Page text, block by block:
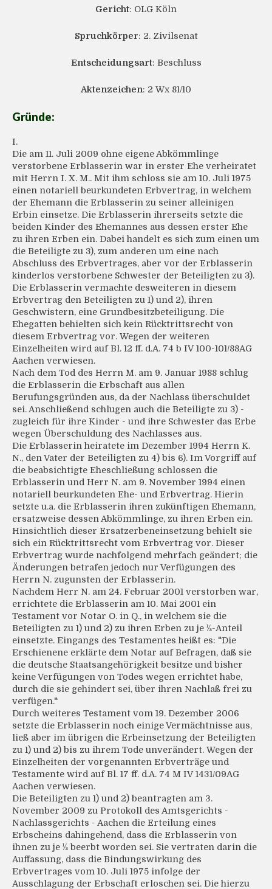
Gericht: OLG Köln
Spruchkörper: 2. Zivilsenat
Entscheidungsart: Beschluss
Aktenzeichen: 2 Wx 81/10
Gründe:
I.
Die am 11. Juli 2009 ohne eigene Abkömmlinge
verstorbene Erblasserin war in erster Ehe verheiratet
mit Herrn I. X. M.. Mit ihm schloss sie am 10. Juli 1975
einen notariell beurkundeten Erbvertrag, in welchem
der Ehemann die Erblasserin zu seiner alleinigen
Erbin einsetze. Die Erblasserin ihrerseits setzte die
beiden Kinder des Ehemannes aus dessen erster Ehe
zu ihren Erben ein. Dabei handelt es sich zum einen um
die Beteiligte zu 3), zum anderen um eine nach
Abschluss des Erbvertrages, aber vor der Erblasserin
kinderlos verstorbene Schwester der Beteiligten zu 3).
Die Erblasserin vermachte desweiteren in diesem
Erbvertrag den Beteiligten zu 1) und 2), ihren
Geschwistern, eine Grundbesitzbeteiligung. Die
Ehegatten behielten sich kein Rücktrittsrecht von
diesem Erbvertrag vor. Wegen der weiteren
Einzelheiten wird auf Bl. 12 ff. d.A. 74 b IV 100-101/88AG
Aachen verwiesen.
Nach dem Tod des Herrn M. am 9. Januar 1988 schlug
die Erblasserin die Erbschaft aus allen
Berufungsgründen aus, da der Nachlass überschuldet
sei. Anschließend schlugen auch die Beteiligte zu 3) -
zugleich für ihre Kinder - und ihre Schwester das Erbe
wegen Überschuldung des Nachlasses aus.
Die Erblasserin heiratete im Dezember 1994 Herrn K.
N., den Vater der Beteiligten zu 4) bis 6). Im Vorgriff auf
die beabsichtigte Eheschließung schlossen die
Erblasserin und Herr N. am 9. November 1994 einen
notariell beurkundeten Ehe- und Erbvertrag. Hierin
setzte u.a. die Erblasserin ihren zukünftigen Ehemann,
ersatzweise dessen Abkömmlinge, zu ihren Erben ein.
Hinsichtlich dieser Ersatzerbeneinsetzung behielt sie
sich ein Rücktrittsrecht vom Erbvertrag vor. Dieser
Erbvertrag wurde nachfolgend mehrfach geändert; die
Änderungen betrafen jedoch nur Verfügungen des
Herrn N. zugunsten der Erblasserin.
Nachdem Herr N. am 24. Februar 2001 verstorben war,
errichtete die Erblasserin am 10. Mai 2001 ein
Testament vor Notar O. in Q., in welchem sie die
Beteiligten zu 1) und 2) zu ihren Erben zu je ½-Anteil
einsetzte. Eingangs des Testamentes heißt es: "Die
Erschienene erklärte dem Notar auf Befragen, daß sie
die deutsche Staatsangehörigkeit besitze und bisher
keine Verfügungen von Todes wegen errichtet habe,
durch die sie gehindert sei, über ihren Nachlaß frei zu
verfügen."
Durch weiteres Testament vom 19. Dezember 2006
setzte die Erblasserin noch einige Vermächtnisse aus,
ließ aber im übrigen die Erbeinsetzung der Beteiligten
zu 1) und 2) bis zu ihrem Tode unverändert. Wegen der
Einzelheiten der vorgenannten Erbverträge und
Testamente wird auf Bl. 17 ff. d.A. 74 M IV 1431/09AG
Aachen verwiesen.
Die Beteiligten zu 1) und 2) beantragten am 3.
November 2009 zu Protokoll des Amtsgerichts -
Nachlassgerichts - Aachen die Erteilung eines
Erbscheins dahingehend, dass die Erblasserin von
ihnen zu je ½ beerbt worden sei. Sie vertraten darin die
Auffassung, dass die Bindungswirkung des
Erbvertrages vom 10. Juli 1975 infolge der
Ausschlagung der Erbschaft erloschen sei. Die hierzu